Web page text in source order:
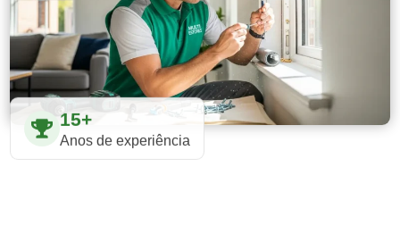
15+
Anos de experiência